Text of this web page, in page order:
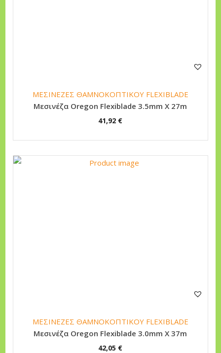
ΜΕΣΙΝΕΖΕΣ ΘΑΜΝΟΚΟΠΤΙΚΟΥ FLEXIBLADE
Μεσινέζα Oregon Flexiblade 3.5mm X 27m
41,92 €
ΜΕΣΙΝΕΖΕΣ ΘΑΜΝΟΚΟΠΤΙΚΟΥ FLEXIBLADE
Μεσινέζα Oregon Flexiblade 3.0mm X 37m
42,05 €